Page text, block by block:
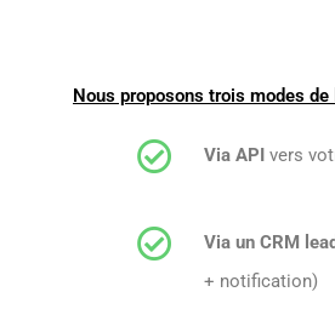
Nous proposons trois modes
Via APIvers
Via un CRM
+ notification)